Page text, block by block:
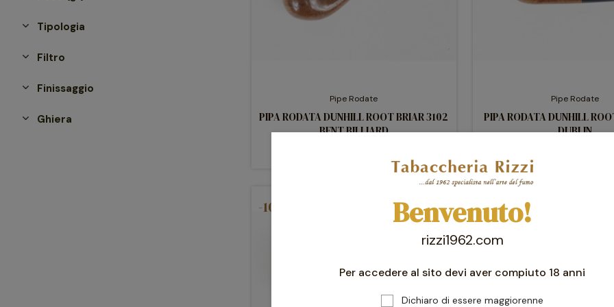
Tipologia
Filtro
Finissaggio
Ghiera
Pipe Rodate
PIPA RODATA DUNHILL ROOT BRIAR 3102
BENT BILLIARD
Pipe Rodate
PIPA RODATA DUNHILL
DUBLIN
-10% favorite_border -10%
Benvenuto!
rizzi1962.com
Per accedere al sito devi aver compiuto 18 anni
Dichiaro di essere maggiorenne